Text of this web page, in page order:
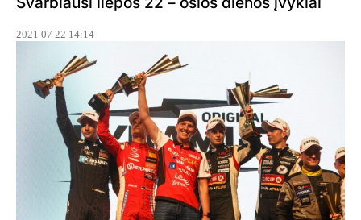
2021 07 22 14:14